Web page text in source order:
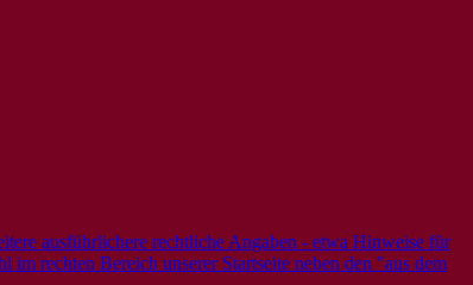
ausführlichere rechtliche Angaben - etwa Hinweise für
rechten Bereich unserer Startseite neben den "aus dem